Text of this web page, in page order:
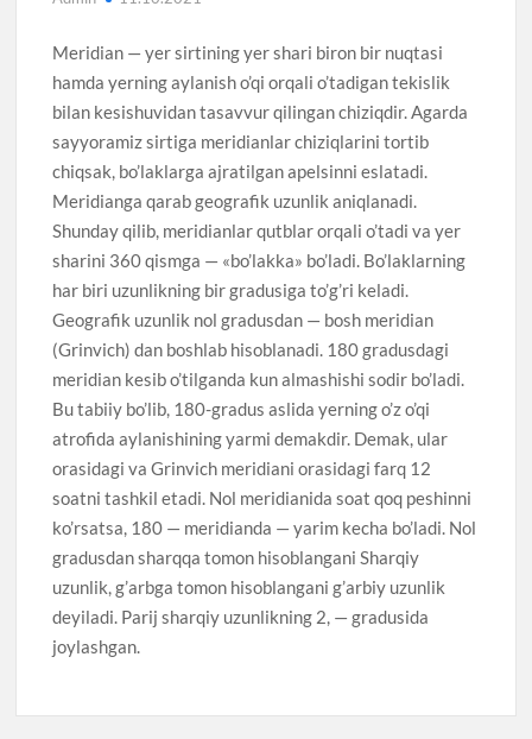
Meridian — yer sirtining yer shari biron bir nuqtasi
hamda yerning aylanish o’qi orqali o’tadigan tekislik
bilan kesishuvidan tasavvur qilingan chiziqdir. Agarda
sayyoramiz sirtiga meridianlar chiziqlarini tortib
chiqsak, bo’laklarga ajratilgan apelsinni eslatadi.
Meridianga qarab geografik uzunlik aniqlanadi.
Shunday qilib, meridianlar qutblar orqali o’tadi va yer
sharini 360 qismga — «bo’lakka» bo’ladi. Bo’laklarning
har biri uzunlikning bir gradusiga to’g’ri keladi.
Geografik uzunlik nol gradusdan — bosh meridian
(Grinvich) dan boshlab hisoblanadi. 180 gradusdagi
meridian kesib o’tilganda kun almashishi sodir bo’ladi.
Bu tabiiy bo’lib, 180-gradus aslida yerning o’z o’qi
atrofida aylanishining yarmi demakdir. Demak, ular
orasidagi va Grinvich meridiani orasidagi farq 12
soatni tashkil etadi. Nol meridianida soat qoq peshinni
ko’rsatsa, 180 — meridianda — yarim kecha bo’ladi. Nol
gradusdan sharqqa tomon hisoblangani Sharqiy
uzunlik, g’arbga tomon hisoblangani g’arbiy uzunlik
deyiladi. Parij sharqiy uzunlikning 2, — gradusida
joylashgan.